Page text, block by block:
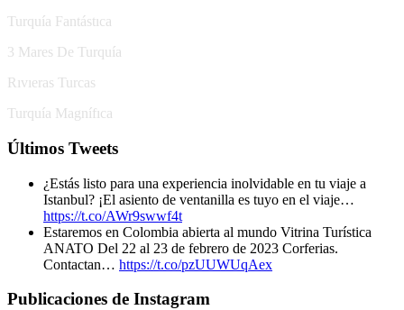
Turquía Fantástıca
3 Mares De Turquía
Rıvıeras Turcas
Turquía Magnífıca
Últimos Tweets
¿Estás listo para una experiencia inolvidable en tu viaje a
Istanbul? ¡El asiento de ventanilla es tuyo en el viaje…
https://t.co/AWr9swwf4t
Estaremos en Colombia abierta al mundo Vitrina Turística
ANATO Del 22 al 23 de febrero de 2023 Corferias.
Contactan… https://t.co/pzUUWUqAex
Publicaciones de Instagram